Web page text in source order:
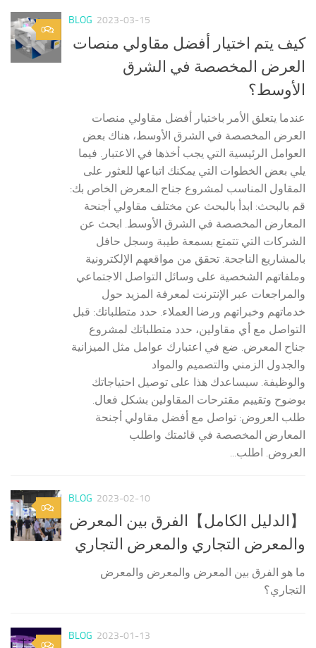
0
BLOG 2023-03-15
كيف يتم اختيار أفضل مقاولي منصات
العرض المخصصة في الشرق
الأوسط؟
عندما يتعلق الأمر باختيار أفضل مقاولي منصات
العرض المخصصة في الشرق الأوسط، هناك بعض
العوامل الرئيسية التي يجب أخذها في الاعتبار. فيما
يلي بعض الخطوات التي يمكنك اتباعها للعثور على
المقاول المناسب لمشروع جناح المعرض الخاص بك:
قم بالبحث: ابدأ بالبحث عن مختلف مقاولي أجنحة
المعارض المخصصة في الشرق الأوسط. ابحث عن
الشركات التي تتمتع بسمعة طيبة وسجل حافل
بالمشاريع الناجحة. تحقق من مواقعهم الإلكترونية
وملفاتهم الشخصية على وسائل التواصل الاجتماعي
والمراجعات عبر الإنترنت لمعرفة المزيد حول
خدماتهم وخبراتهم ورضا العملاء. حدد متطلباتك: قبل
التواصل مع أي مقاولين، حدد متطلباتك لمشروع
جناح المعرض. ضع في اعتبارك عوامل مثل الميزانية
والجدول الزمني والتصميم والمواد
والوظيفة. سيساعدك هذا على توصيل احتياجاتك
بوضوح وتقييم مقترحات المقاولين بشكل فعال.
طلب العروض: تواصل مع أفضل مقاولي أجنحة
المعارض المخصصة في قائمتك واطلب
العروض. اطلب...
0
BLOG 2023-02-10
【الدليل الكامل】الفرق بين المعرض
والمعرض التجاري والمعرض التجاري
ما هو الفرق بين المعرض والمعرض والمعرض
التجاري؟
0
BLOG 2023-01-13